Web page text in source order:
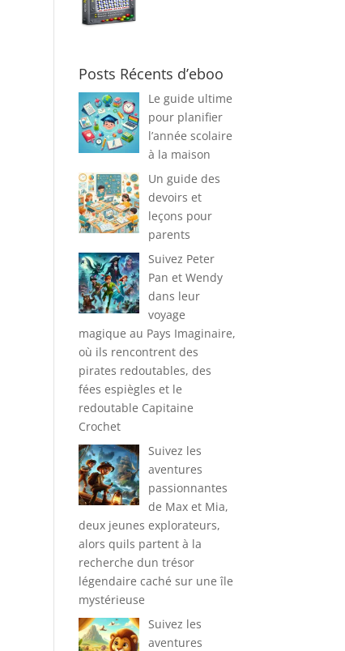
Posts Récents d’eboo
Le guide ultime
pour planifier
l’année scolaire
à la maison
Un guide des
devoirs et
leçons pour
parents
Suivez Peter
Pan et Wendy
dans leur
voyage
magique au Pays Imaginaire,
où ils rencontrent des
pirates redoutables, des
fées espiègles et le
redoutable Capitaine
Crochet
Suivez les
aventures
passionnantes
de Max et Mia,
deux jeunes explorateurs,
alors quils partent à la
recherche dun trésor
légendaire caché sur une île
mystérieuse
Suivez les
aventures